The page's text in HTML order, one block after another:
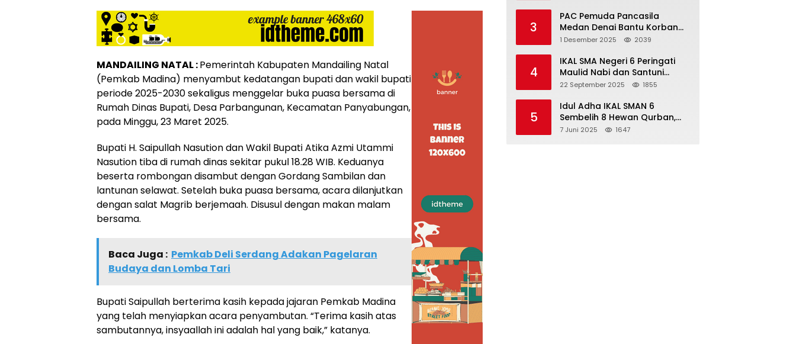
MANDAILING NATAL :Pemerintah Kabupaten Mandailing Natal
(Pemkab Madina) menyambut kedatangan bupati dan wakil bupati
periode 2025-2030 sekaligus menggelar buka puasa bersama di
Rumah Dinas Bupati, Desa Parbangunan, Kecamatan Panyabungan,
pada Minggu, 23 Maret 2025.
Bupati H. Saipullah Nasution dan Wakil Bupati Atika Azmi Utammi
Nasution tiba di rumah dinas sekitar pukul 18.28 WIB. Keduanya
beserta rombongan disambut dengan Gordang Sambilan dan
lantunan selawat. Setelah buka puasa bersama, acara dilanjutkan
dengan salat Magrib berjemaah. Disusul dengan makan malam
bersama.
Baca Juga : Pemkab Deli Serdang Adakan Pagelaran
Budaya dan Lomba Tari
Bupati Saipullah berterima kasih kepada jajaran Pemkab Madina
yang telah menyiapkan acara penyambutan. “Terima kasih atas
sambutannya, insyaallah ini adalah hal yang baik,” katanya.
Beryanggungjawab
3
PAC Pemuda Pancasila
Medan Denai Bantu Korban
Banjir di Tiga Kelurahan
1 Desember 2025 2039
4
IKAL SMA Negeri 6 Peringati
Maulid Nabi dan Santuni
Yatim Piatu Anak Alumni
22 September 2025 1855
5
Idul Adha IKAL SMAN 6
Sembelih 8 Hewan Qurban,
Seluruh Siswa Guru dan ASN
7 Juni 2025 1647